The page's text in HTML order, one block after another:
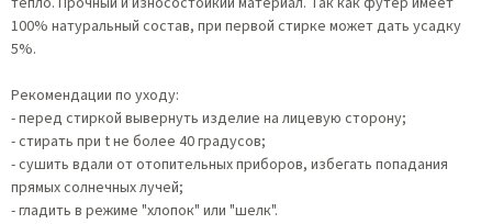
100% натуральный состав, при первой стирке может дать усадку
5%.
Рекомендации по уходу:
- перед стиркой вывернуть изделие на лицевую сторону;
- стирать при t не более 40 градусов;
- сушить вдали от отопительных приборов, избегать попадания
прямых солнечных лучей;
- гладить в режиме "хлопок" или "шелк".